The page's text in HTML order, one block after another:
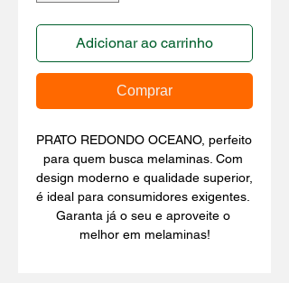
Adicionar ao carrinho
Comprar
PRATO REDONDO OCEANO, perfeito
para quem busca melaminas. Com
design moderno e qualidade superior,
é ideal para consumidores exigentes.
Garanta já o seu e aproveite o
melhor em melaminas!